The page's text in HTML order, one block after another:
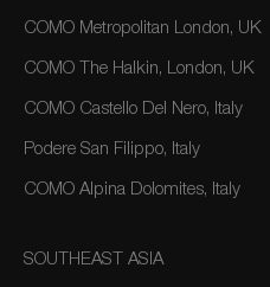
COMO Metropolitan London, UK
COMO The Halkin, London, UK
COMO Castello Del Nero, Italy
Podere San Filippo, Italy
COMO Alpina Dolomites, Italy
SOUTHEAST ASIA